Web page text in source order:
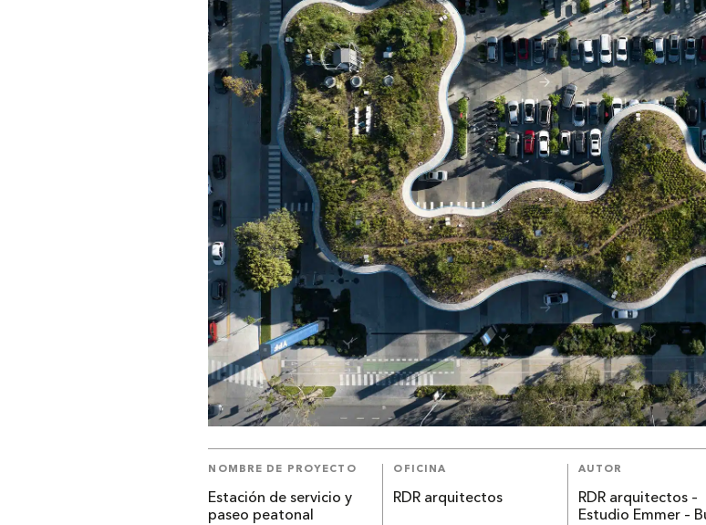
NOMBRE DE PROYECTO
Estación de servicio y
paseo peatonal
OFICINA
RDR arquitectos
AUTOR
RDR arquitectos –
Estudio Emmer –